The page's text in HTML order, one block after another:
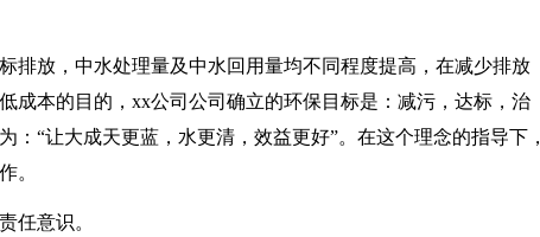
排放，中水处理量及中水回用量均不同程度提高，在减少排放
成本的目的，xx公司公司确立的环保目标是：减污，达标，治
：“让大成天更蓝，水更清，效益更好”。在这个理念的指导下，
。
任意识。